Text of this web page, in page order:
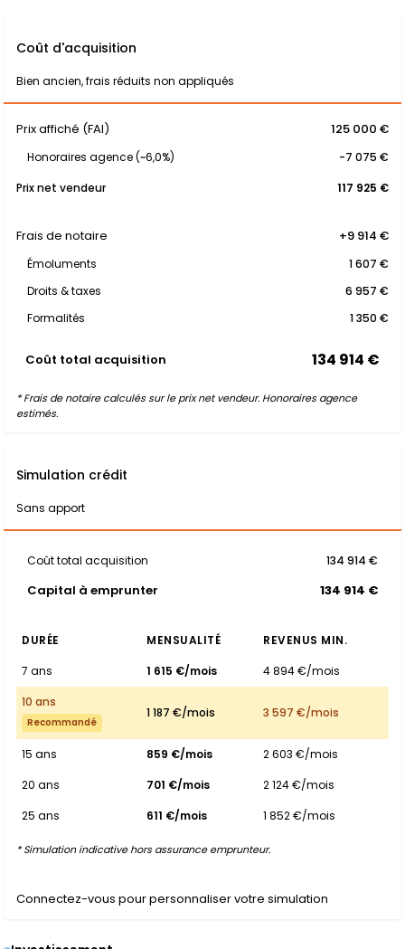
Coût d'acquisition
Bien ancien, frais réduits non appliqués
Prix affiché (FAI) 125 000 €
Honoraires agence (~6,0%)
-7 075 €
Prix net vendeur
117 925 €
Frais de notaire +9 914 €
Émoluments
1 607 €
Droits & taxes
6 957 €
Formalités
1 350 €
Coût total acquisition 134 914 €
* Frais de notaire calculés sur le prix net vendeur. Honoraires agence
estimés.
Simulation crédit
Sans apport
Coût total acquisition 134 914 €
Capital à emprunter 134 914 €
DURÉE MENSUALITÉ
REVENUS MIN.
7 ans
1 615 €/mois
4 894 €/mois
10 ans
Recommandé
1 187 €/mois 3 597 €/mois
15 ans 859 €/mois
2 603 €/mois
20 ans
701 €/mois
2 124 €/mois
25 ans
611 €/mois 1 852 €/mois
* Simulation indicative hors assurance emprunteur.
Connectez-vous pour personnaliser votre simulation